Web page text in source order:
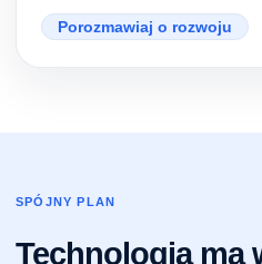
Porozmawiaj o rozwoju
SPÓJNY PLAN
Technologia ma